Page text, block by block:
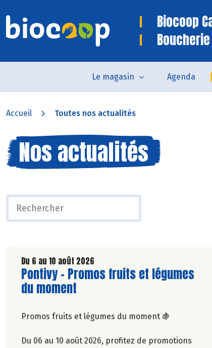
Biocoop
Le magasin Agenda
Accueil Toutes nos actualités
Nos actualités
Du 6 au 10 août 2026
Lire la suite de l'article
Pontivy - Promos fruits et légumes
du moment
Promos fruits et légumes du moment 🍇
Du 06 au 10 août 2026, profitez de promotions